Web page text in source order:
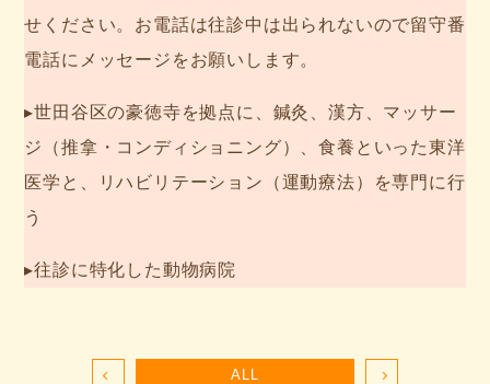
せください。お電話は往診中は出られないので留守番
電話にメッセージをお願いします。
▸世田谷区の豪徳寺を拠点に、鍼灸、漢方、マッサー
ジ（推拿・コンディショニング）、食養といった東洋
医学と、リハビリテーション（運動療法）を専門に行
う
▸往診に特化した動物病院
ALL